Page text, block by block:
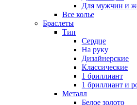
Для мужчин и
Все колье
Браслеты
Тип
Сердце
На руку
Дизайнерские
Классические
1 бриллиант
1 бриллиант и
Металл
Белое золото